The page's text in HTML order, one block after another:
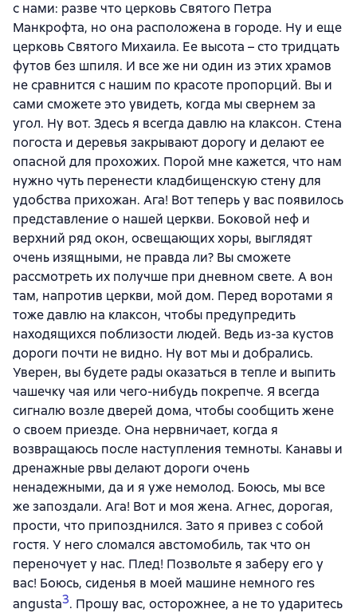
с нами: разве что церковь Святого Петра
Манкрофта, но она расположена в городе. Ну и еще
церковь Святого Михаила. Ее высота – сто тридцать
футов без шпиля. И все же ни один из этих храмов
не сравнится с нашим по красоте пропорций. Вы и
сами сможете это увидеть, когда мы свернем за
угол. Ну вот. Здесь я всегда давлю на клаксон. Стена
погоста и деревья закрывают дорогу и делают ее
опасной для прохожих. Порой мне кажется, что нам
нужно чуть перенести кладбищенскую стену для
удобства прихожан. Ага! Вот теперь у вас появилось
представление о нашей церкви. Боковой неф и
верхний ряд окон, освещающих хоры, выглядят
очень изящными, не правда ли? Вы сможете
рассмотреть их получше при дневном свете. А вон
там, напротив церкви, мой дом. Перед воротами я
тоже давлю на клаксон, чтобы предупредить
находящихся поблизости людей. Ведь из-за кустов
дороги почти не видно. Ну вот мы и добрались.
Уверен, вы будете рады оказаться в тепле и выпить
чашечку чая или чего-нибудь покрепче. Я всегда
сигналю возле дверей дома, чтобы сообщить жене
о своем приезде. Она нервничает, когда я
возвращаюсь после наступления темноты. Канавы и
дренажные рвы делают дороги очень
ненадежными, да и я уже немолод. Боюсь, мы все
же запоздали. Ага! Вот и моя жена. Агнес, дорогая,
прости, что припозднился. Зато я привез с собой
гостя. У него сломался австомобиль, так что он
переночует у нас. Плед! Позвольте я заберу его у
вас! Боюсь, сиденья в моей машине немного res
angusta3. Прошу вас, осторожнее, а не то ударитесь